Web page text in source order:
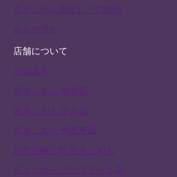
宮きしめん美味しさの秘密
めんの歴史
店舗について
宮きしめん フジタモール店